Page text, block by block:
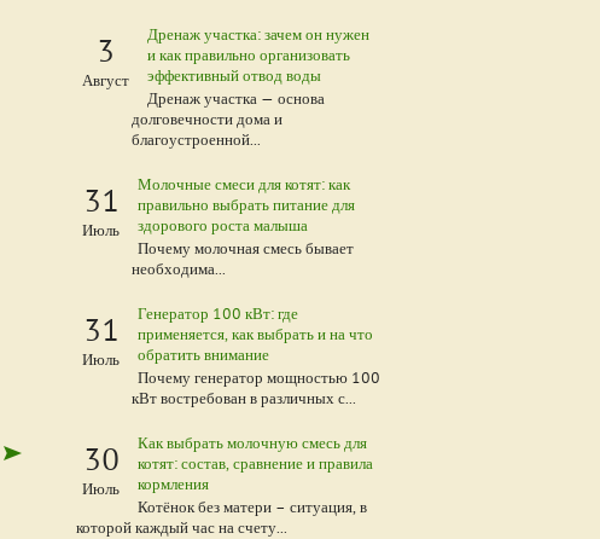
3
Август
Дренаж участка: зачем он нужен
и как правильно организовать
эффективный отвод воды
Дренаж участка — основа
долговечности дома и
благоустроенной...
31
Июль
Молочные смеси для котят: как
правильно выбрать питание для
здорового роста малыша
Почему молочная смесь бывает
необходима...
31
Июль
Генератор 100 кВт: где
применяется, как выбрать и на что
обратить внимание
Почему генератор мощностью 100
кВт востребован в различных с...
30
Июль
Как выбрать молочную смесь для
котят: состав, сравнение и правила
кормления
Котёнок без матери – ситуация, в
которой каждый час на счету...